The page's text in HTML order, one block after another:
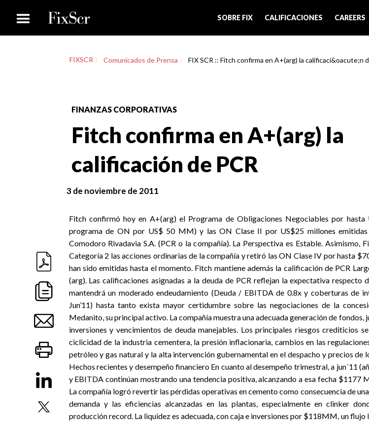
SOBRE FIX CALIFICACIONES CAREERS
FIXSCR Comunicados de Prensa FIX SCR :: Fitch confirma en A+(arg) la calificaci&oacute;n
FINANZAS CORPORATIVAS
Fitch confirma en A+(arg) la
calificación de PCR
3 de noviembre de 2011
Fitch confirmó hoy en A+(arg) el Programa de Obligaciones Negociables por
programa de ON por US$ 50 MM) y las ON Clase II por US$25 millones
Comodoro Rivadavia S.A. (PCR o la compañía). La Perspectiva es Estable. Asimismo,
Categoría 2 las acciones ordinarias de la compañía y retiró las ON Clase IV por hasta
han sido emitidas hasta el momento. Fitch mantiene además la calificación de PCR
(arg). Las calificaciones asignadas a la deuda de PCR reflejan la expectativa respecto
mantendrá un moderado endeudamiento (Deuda / EBITDA de 0.8x y coberturas de
Jun’11) hasta tanto exista mayor certidumbre sobre las negociaciones de la
Medanito, su principal activo. La compañía muestra una adecuada generación de fondos,
inversiones y vencimientos de deuda manejables. Los principales riesgos crediticios
ciclicidad de la industria cementera, la presión inflacionaria, cambios en las
petróleo y gas natural y la alta intervención gubernamental en el despacho y precios de
Hechos recientes y desempeño financiero En cuanto al desempeño trimestral, a jun´11
y EBITDA continúan mostrando una tendencia positiva, alcanzando a esa fecha $1177
La compañía logró revertir las pérdidas operativas en cemento como consecuencia de
demanda y las eficiencias alcanzadas en las plantas, especialmente en clinker
producción record. La liquidez es adecuada, con caja e inversiones por $118MM, un